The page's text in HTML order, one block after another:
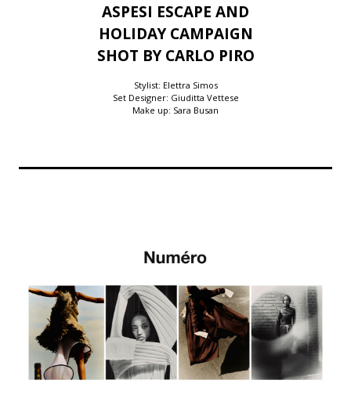
ASPESI ESCAPE AND
HOLIDAY CAMPAIGN
SHOT BY CARLO PIRO
Stylist: Elettra Simos
Set Designer: Giuditta Vettese
Make up: Sara Busan